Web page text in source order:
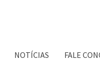
NOTÍCIAS FALE